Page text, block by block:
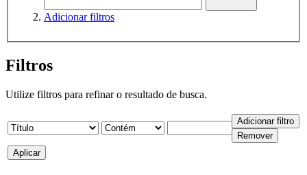
Adicionar filtros
Filtros
Utilize filtros para refinar o resultado de busca.